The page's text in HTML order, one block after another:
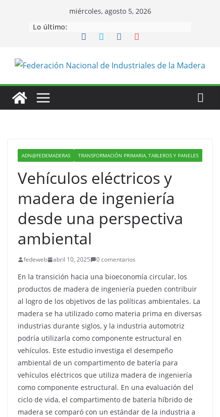
miércoles, agosto 5, 2026
Lo último:
ADN@FEDEMADERAS TRANSFORMACIÓN PRIMARIA, TABLEROS Y PANELES
Vehículos eléctricos y
madera de ingeniería
desde una perspectiva
ambiental
fedeweb abril 10, 2025 0 comentarios
En la transición hacia una bioeconomía circular, los
productos de madera de ingeniería pueden contribuir
al logro de los objetivos de las políticas ambientales. La
madera se ha utilizado como materia prima en diversas
industrias durante siglos, y la industria automotriz
podría utilizarla como componente estructural en
vehículos. Este estudio investiga el desempeño
ambiental de un compartimento de batería para
vehículos eléctricos que utiliza madera de ingeniería
como componente estructural. En una evaluación del
ciclo de vida, el compartimento de batería híbrido de
madera se comparó con un estándar de la industria a